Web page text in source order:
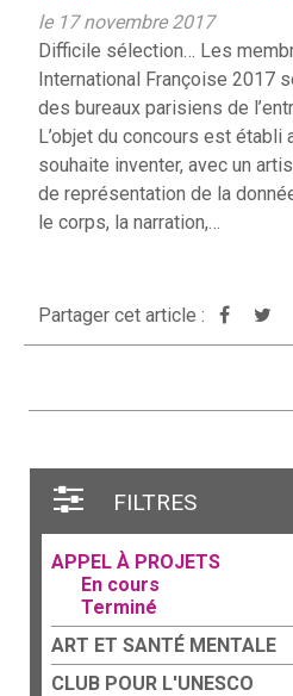
le 17 novembre 2017
Difficile sélection… Les
International Françoise 2017
des bureaux parisiens de
L’objet du concours est établi
souhaite inventer, avec un
de représentation de la
le corps, la narration,…
Partager cet article :
FILTRES
APPEL À PROJETS
En cours
Terminé
ART ET SANTÉ MENTALE
CLUB POUR L'UNESCO